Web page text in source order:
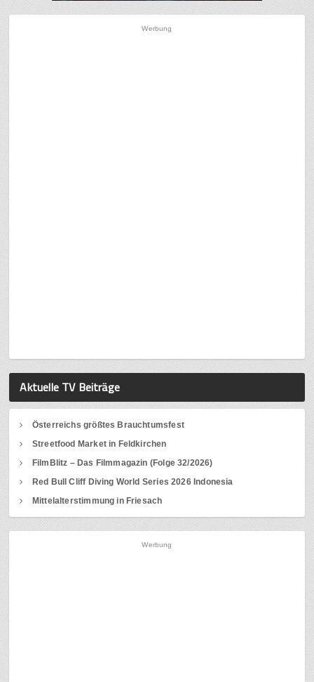
Werbung
Aktuelle TV Beiträge
Österreichs größtes Brauchtumsfest
Streetfood Market in Feldkirchen
FilmBlitz – Das Filmmagazin (Folge 32/2026)
Red Bull Cliff Diving World Series 2026 Indonesia
Mittelalterstimmung in Friesach
Werbung